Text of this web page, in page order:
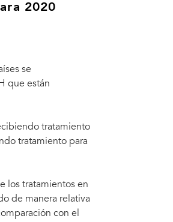
2020
se
que están
tratamiento
tratamiento para
los tratamientos en
de manera relativa
con el